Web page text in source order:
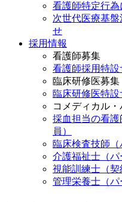
看護師特定行為
次世代医療基
せ
採用情報
看護師募集
看護師採用特設
臨床研修医募集
臨床研修医特
コメディカル
採血担当の看
員）
臨床検査技師（
介護福祉士（パ
視能訓練士（契
管理栄養士（パ